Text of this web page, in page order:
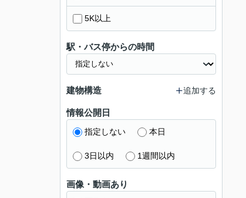
5K以上
駅・バス停からの時間
建物構造 追加する
情報公開日
指定しない 本日
3日以内 1週間以内
画像・動画あり